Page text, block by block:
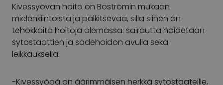
Kivessyövän hoito on Boströmin mukaan
mielenkiintoista ja palkitsevaa, sillä siihen on
tehokkaita hoitoja olemassa: sairautta hoidetaan
sytostaattien ja sädehoidon avulla sekä
leikkauksella.
-Kivessyöpä on äärimmäisen herkkä sytostaateille,